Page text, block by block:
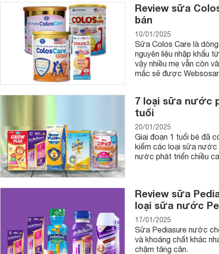
6. Nước rửa tay
Để đảm bảo vệ sinh an toàn cho trẻ, sau mỗi lần bé chơi
nước rửa tay sát khuẩn để trẻ không hay bị ốm vặt nhé!
7. Khẩu trang trẻ em
Khi ra ngoài chơi, cha mẹ hãy sử dụng khẩu trang cho bé
bệnh về đường hô hấp.
Review sữa
bán
10/01/2025
Sữa Colos Care là
nguyên liệu nhập khẩu
vậy nhiều mẹ vẫn còn
mắc sẽ được
7 loại sữa nước
tuổi
20/01/2025
Giai đoạn 1 tuổi bé đã
kiếm các loại sữa nước
nước phát triển chiều
Review sữa
loại sữa nước
17/01/2025
Sữa Pediasure nước
và khoáng chất khác
chậm tăng cân.